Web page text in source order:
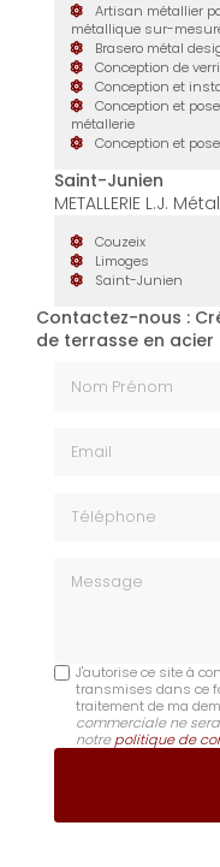
Artisan métallier
métallique sur-
Brasero métal
Conception de
Conception et
Conception et
métallerie
Conception et
Saint-Junien
METALLERIE L.J.
Couzeix
Limoges
Saint-Junien
Contactez-nous :
de terrasse en acier
J'autorise ce site à
transmises dans ce
traitement de ma
commerciale ne
notrepolitique de